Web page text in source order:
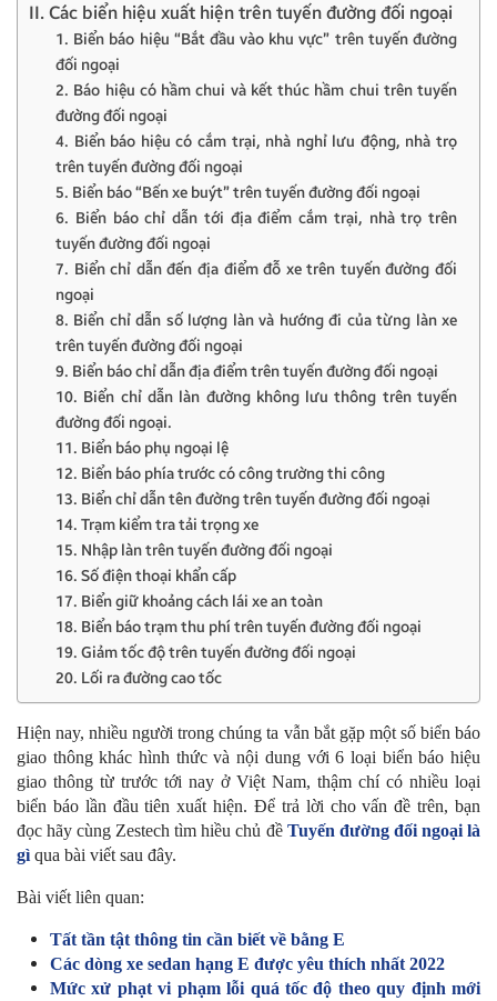
II. Các biển hiệu xuất hiện trên tuyến đường đối ngoại
1. Biển báo hiệu “Bắt đầu vào khu vực” trên tuyến đường
đối ngoại
2. Báo hiệu có hầm chui và kết thúc hầm chui trên tuyến
đường đối ngoại
4. Biển báo hiệu có cắm trại, nhà nghỉ lưu động, nhà trọ
trên tuyến đường đối ngoại
5. Biển báo “Bến xe buýt” trên tuyến đường đối ngoại
6. Biển báo chỉ dẫn tới địa điểm cắm trại, nhà trọ trên
tuyến đường đối ngoại
7. Biển chỉ dẫn đến địa điểm đỗ xe trên tuyến đường đối
ngoại
8. Biển chỉ dẫn số lượng làn và hướng đi của từng làn xe
trên tuyến đường đối ngoại
9. Biển báo chỉ dẫn địa điểm trên tuyến đường đối ngoại
10. Biển chỉ dẫn làn đường không lưu thông trên tuyến
đường đối ngoại.
11. Biển báo phụ ngoại lệ
12. Biển báo phía trước có công trường thi công
13. Biển chỉ dẫn tên đường trên tuyến đường đối ngoại
14. Trạm kiểm tra tải trọng xe
15. Nhập làn trên tuyến đường đối ngoại
16. Số điện thoại khẩn cấp
17. Biển giữ khoảng cách lái xe an toàn
18. Biển báo trạm thu phí trên tuyến đường đối ngoại
19. Giảm tốc độ trên tuyến đường đối ngoại
20. Lối ra đường cao tốc
Hiện nay, nhiều người trong chúng ta vẫn bắt gặp một số biển báo
giao thông khác hình thức và nội dung với 6 loại biển báo hiệu
giao thông từ trước tới nay ở Việt Nam, thậm chí có nhiều loại
biển báo lần đầu tiên xuất hiện. Để trả lời cho vấn đề trên, bạn
đọc hãy cùng Zestech tìm hiều chủ đề Tuyến đường đối ngoại là
gì qua bài viết sau đây.
Bài viết liên quan:
Tất tần tật thông tin cần biết về bằng E
Các dòng xe sedan hạng E được yêu thích nhất 2022
Mức xử phạt vi phạm lỗi quá tốc độ theo quy định mới